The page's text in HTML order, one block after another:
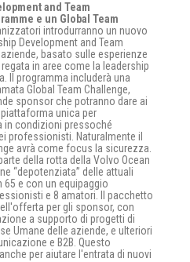
and Team
e un Global Team
introdurranno un nuovo
Development and Team
basato sulle esperienze
in aree come la leadership
Il programma includerà una
Global Team Challenge,
sponsor che potranno dare ai
unica per
in condizioni pressoché
professionisti. Naturalmente il
avrà come focus la sicurezza.
della rotta della Volvo Ocean
“depotenziata” delle attuali
65 e con un equipaggio
e 8 amatori. Il pacchetto
per gli sponsor, con
a supporto di progetti di
Umane delle aziende, e ulteriori
e B2B. Questo
per aiutare l'entrata di nuovi